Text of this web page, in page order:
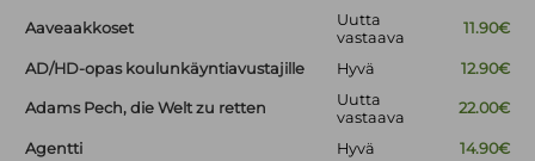
Aaveaakkoset
Uutta
vastaava
11.90€
AD/HD-opas koulunkäyntiavustajille Hyvä 12.90€
Adams Pech, die Welt zu retten
Uutta
vastaava
22.00€
Agentti Hyvä 14.90€